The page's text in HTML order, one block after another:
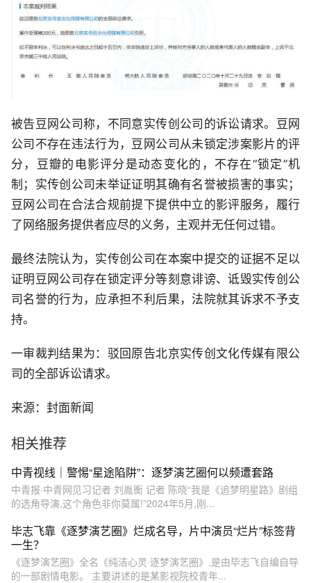
被告豆网公司称，不同意实传创公司的诉讼请求。豆网
公司不存在违法行为，豆网公司从未锁定涉案影片的评
分，豆瓣的电影评分是动态变化的，不存在“锁定”机
制；实传创公司未举证证明其确有名誉被损害的事实；
豆网公司在合法合规前提下提供中立的影评服务，履行
了网络服务提供者应尽的义务，主观并无任何过错。
最终法院认为，实传创公司在本案中提交的证据不足以
证明豆网公司存在锁定评分等刻意诽谤、诋毁实传创公
司名誉的行为，应承担不利后果，法院就其诉求不予支
持。
一审裁判结果为：驳回原告北京实传创文化传媒有限公
司的全部诉讼请求。
来源：封面新闻
相关推荐
中青视线｜警惕“星途陷阱”：逐梦演艺圈何以频遭套路
中青报·中青网见习记者 刘胤衡 记者 陈晓“我是《追梦明星路》剧组
的选角导演,这个角色非你莫属!”2024年5月,刚...
毕志飞靠《逐梦演艺圈》烂成名导，片中演员“烂片”标签背
一生？
《逐梦演艺圈》全名《纯洁心灵·逐梦演艺圈》,是由毕志飞自编自导
的一部剧情电影。 主要讲述的是某影视院校青年...